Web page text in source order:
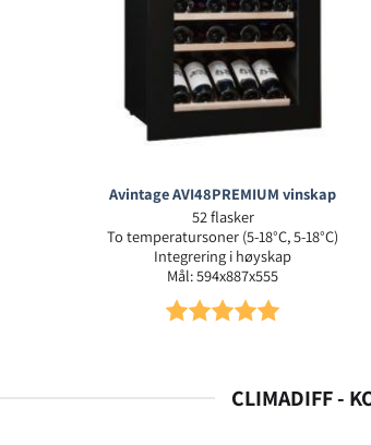
Avintage AVI48PREMIUM vinskap
52 flasker
To temperatursoner (5-18°C, 5-18°C)
Integrering i høyskap
Mål: 594x887x555
Karakter:
CLIMADIFF -